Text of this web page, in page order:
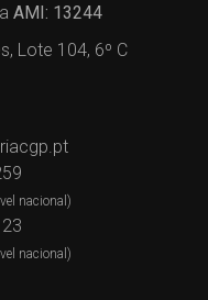
AMI: 13244
Lote 104, 6º C
nacional)
nacional)